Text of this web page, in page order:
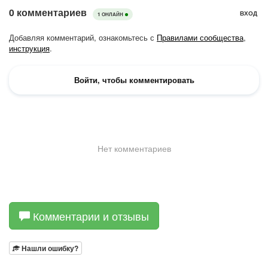
Комментарии и отзывы
Нашли ошибку?